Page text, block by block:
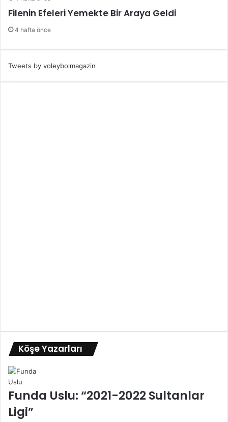
Filenin Efeleri Yemekte Bir Araya Geldi
4 hafta önce
Tweets by voleybolmagazin
Köşe Yazarları
Funda Uslu: “2021-2022 Sultanlar
Ligi”